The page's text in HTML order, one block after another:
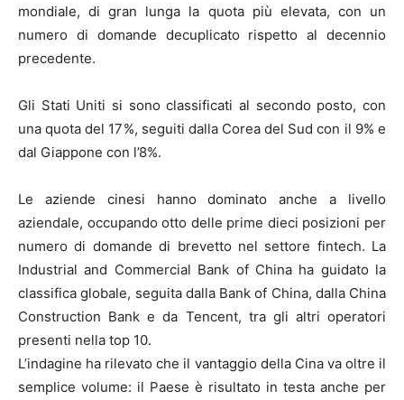
mondiale, di gran lunga la quota più elevata, con un
numero di domande decuplicato rispetto al decennio
precedente.
Gli Stati Uniti si sono classificati al secondo posto, con
una quota del 17%, seguiti dalla Corea del Sud con il 9% e
dal Giappone con l’8%.
Le aziende cinesi hanno dominato anche a livello
aziendale, occupando otto delle prime dieci posizioni per
numero di domande di brevetto nel settore fintech. La
Industrial and Commercial Bank of China ha guidato la
classifica globale, seguita dalla Bank of China, dalla China
Construction Bank e da Tencent, tra gli altri operatori
presenti nella top 10.
L’indagine ha rilevato che il vantaggio della Cina va oltre il
semplice volume: il Paese è risultato in testa anche per